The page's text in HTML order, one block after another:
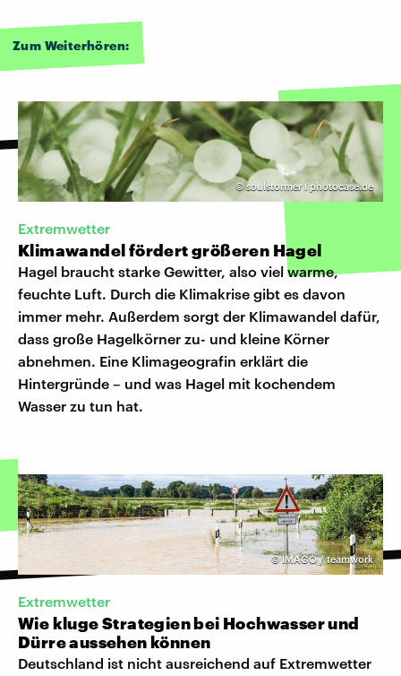
Zum Weiterhören:
© soulstormer I photocase.de
Extremwetter
Klimawandel fördert größeren Hagel
Hagel braucht starke Gewitter, also viel warme,
feuchte Luft. Durch die Klimakrise gibt es davon
immer mehr. Außerdem sorgt der Klimawandel dafür,
dass große Hagelkörner zu- und kleine Körner
abnehmen. Eine Klimageografin erklärt die
Hintergründe – und was Hagel mit kochendem
Wasser zu tun hat.
©IMAGO / teamwork
Extremwetter
Wie kluge Strategien bei Hochwasser und
Dürre aussehen können
Deutschland ist nicht ausreichend auf Extremwetter